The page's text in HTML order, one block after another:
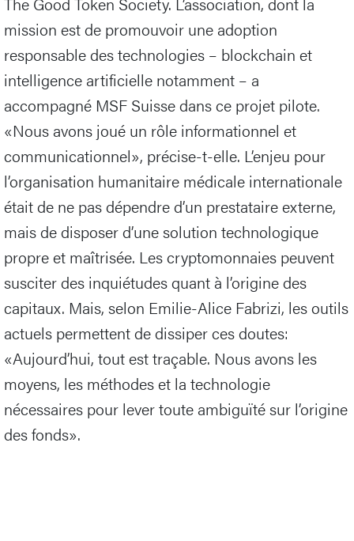
mission est de promouvoir une adoption
responsable des technologies – blockchain et
intelligence artificielle notamment – a
accompagné MSF Suisse dans ce projet pilote.
«Nous avons joué un rôle informationnel et
communicationnel», précise-t-elle. L’enjeu pour
l’organisation humanitaire médicale internationale
était de ne pas dépendre d’un prestataire externe,
mais de disposer d’une solution technologique
propre et maîtrisée. Les cryptomonnaies peuvent
susciter des inquiétudes quant à l’origine des
capitaux. Mais, selon Emilie-Alice Fabrizi, les outils
actuels permettent de dissiper ces doutes:
«Aujourd’hui, tout est traçable. Nous avons les
moyens, les méthodes et la technologie
nécessaires pour lever toute ambiguïté sur l’origine
des fonds».